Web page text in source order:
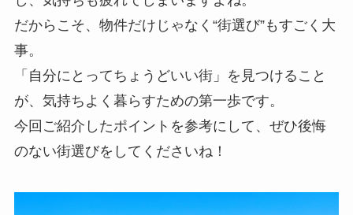
だからこそ、物件だけじゃなく“街選び”もすごく大
事。
「自分にとってちょうどいい街」を見つけること
が、気持ちよく暮らすための第一歩です。
今回ご紹介したポイントを参考にして、ぜひ後悔
のない街選びをしてくださいね！